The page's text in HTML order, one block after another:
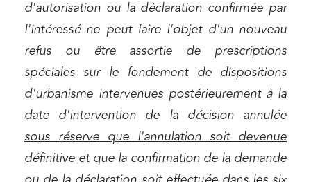
d'autorisation ou la déclaration confirmée par
l'intéressé ne peut faire l'objet d'un nouveau
refus ou être assortie de prescriptions
spéciales sur le fondement de dispositions
d'urbanisme intervenues postérieurement à la
date d'intervention de la décision annulée
sous réserve que l'annulation soit devenue
définitive et que la confirmation de la demande